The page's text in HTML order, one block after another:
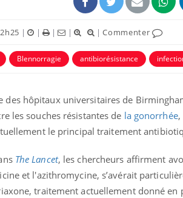
| | | | |Commenter
Blennorragie antibiorésistance
des hôpitaux universitaires de
les souches résistantes de la gonorrhée,
le principal traitement
The Lancet, les chercheurs affirment
et l'azithromycine, s’avérait
traitement actuellement donné en
c'est
Fatigue, irritabilité, brouillard
même alopécie… Les symptômes
carence en fer sont multiples ce